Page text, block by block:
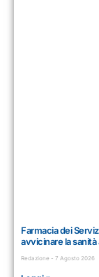
Farmacia dei
avvicinare la sanità
Redazione 7 Agosto 2026